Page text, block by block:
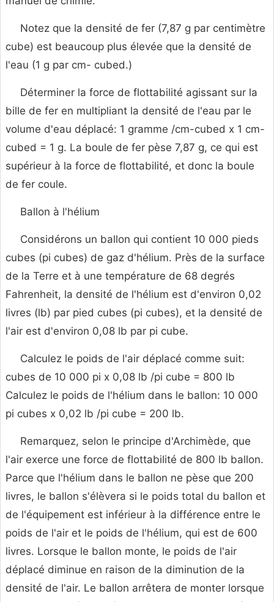
Notez que la densité de fer (7,87 g par centimètre
cube) est beaucoup plus élevée que la densité de
l'eau (1 g par cm- cubed.)
Déterminer la force de flottabilité agissant sur la
bille de fer en multipliant la densité de l'eau par le
volume d'eau déplacé: 1 gramme /cm-cubed x 1 cm-
cubed = 1 g. La boule de fer pèse 7,87 g, ce qui est
supérieur à la force de flottabilité, et donc la boule
de fer coule.
Ballon à l'hélium
Considérons un ballon qui contient 10 000 pieds
cubes (pi cubes) de gaz d'hélium. Près de la surface
de la Terre et à une température de 68 degrés
Fahrenheit, la densité de l'hélium est d'environ 0,02
livres (lb) par pied cubes (pi cubes), et la densité de
l'air est d'environ 0,08 lb par pi cube.
Calculez le poids de l'air déplacé comme suit:
cubes de 10 000 pi x 0,08 lb /pi cube = 800 lb
Calculez le poids de l'hélium dans le ballon: 10 000
pi cubes x 0,02 lb /pi cube = 200 lb.
Remarquez, selon le principe d'Archimède, que
l'air exerce une force de flottabilité de 800 lb ballon.
Parce que l'hélium dans le ballon ne pèse que 200
livres, le ballon s'élèvera si le poids total du ballon et
de l'équipement est inférieur à la différence entre le
poids de l'air et le poids de l'hélium, qui est de 600
livres. Lorsque le ballon monte, le poids de l'air
déplacé diminue en raison de la diminution de la
densité de l'air. Le ballon arrêtera de monter lorsque